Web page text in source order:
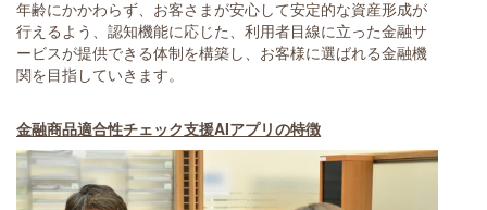
年齢にかかわらず、お客さまが安心して安定的な資産形成が
行えるよう、認知機能に応じた、利用者目線に立った金融サ
ービスが提供できる体制を構築し、お客様に選ばれる金融機
関を目指していきます。
金融商品適合性チェック支援AIアプリの特徴